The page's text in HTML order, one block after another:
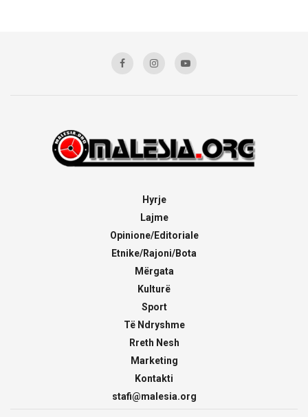
Hyrje
Lajme
Opinione/Editoriale
Etnike/Rajoni/Bota
Mërgata
Kulturë
Sport
Të Ndryshme
Rreth Nesh
Marketing
Kontakti
stafi@malesia.org